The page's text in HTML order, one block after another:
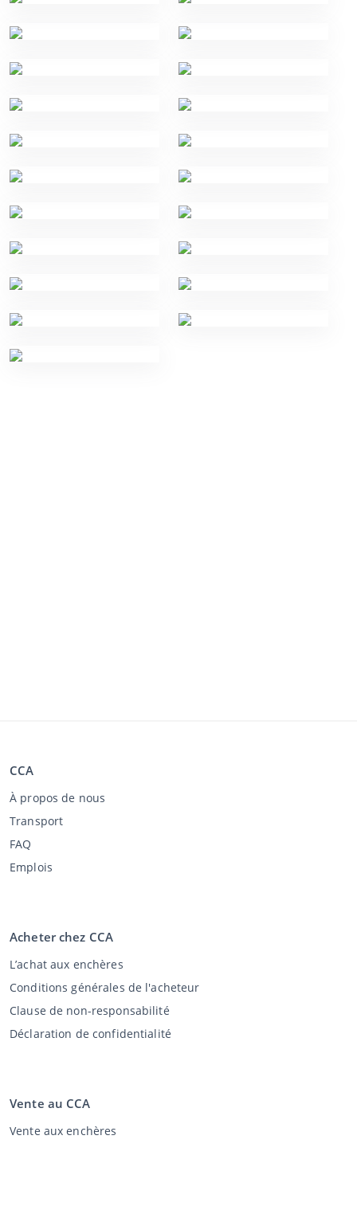
CCA
À propos de nous
Transport
FAQ
Emplois
Acheter chez CCA
L’achat aux enchères
Conditions générales de l'acheteur
Clause de non-responsabilité
Déclaration de confidentialité
Vente au CCA
Vente aux enchères